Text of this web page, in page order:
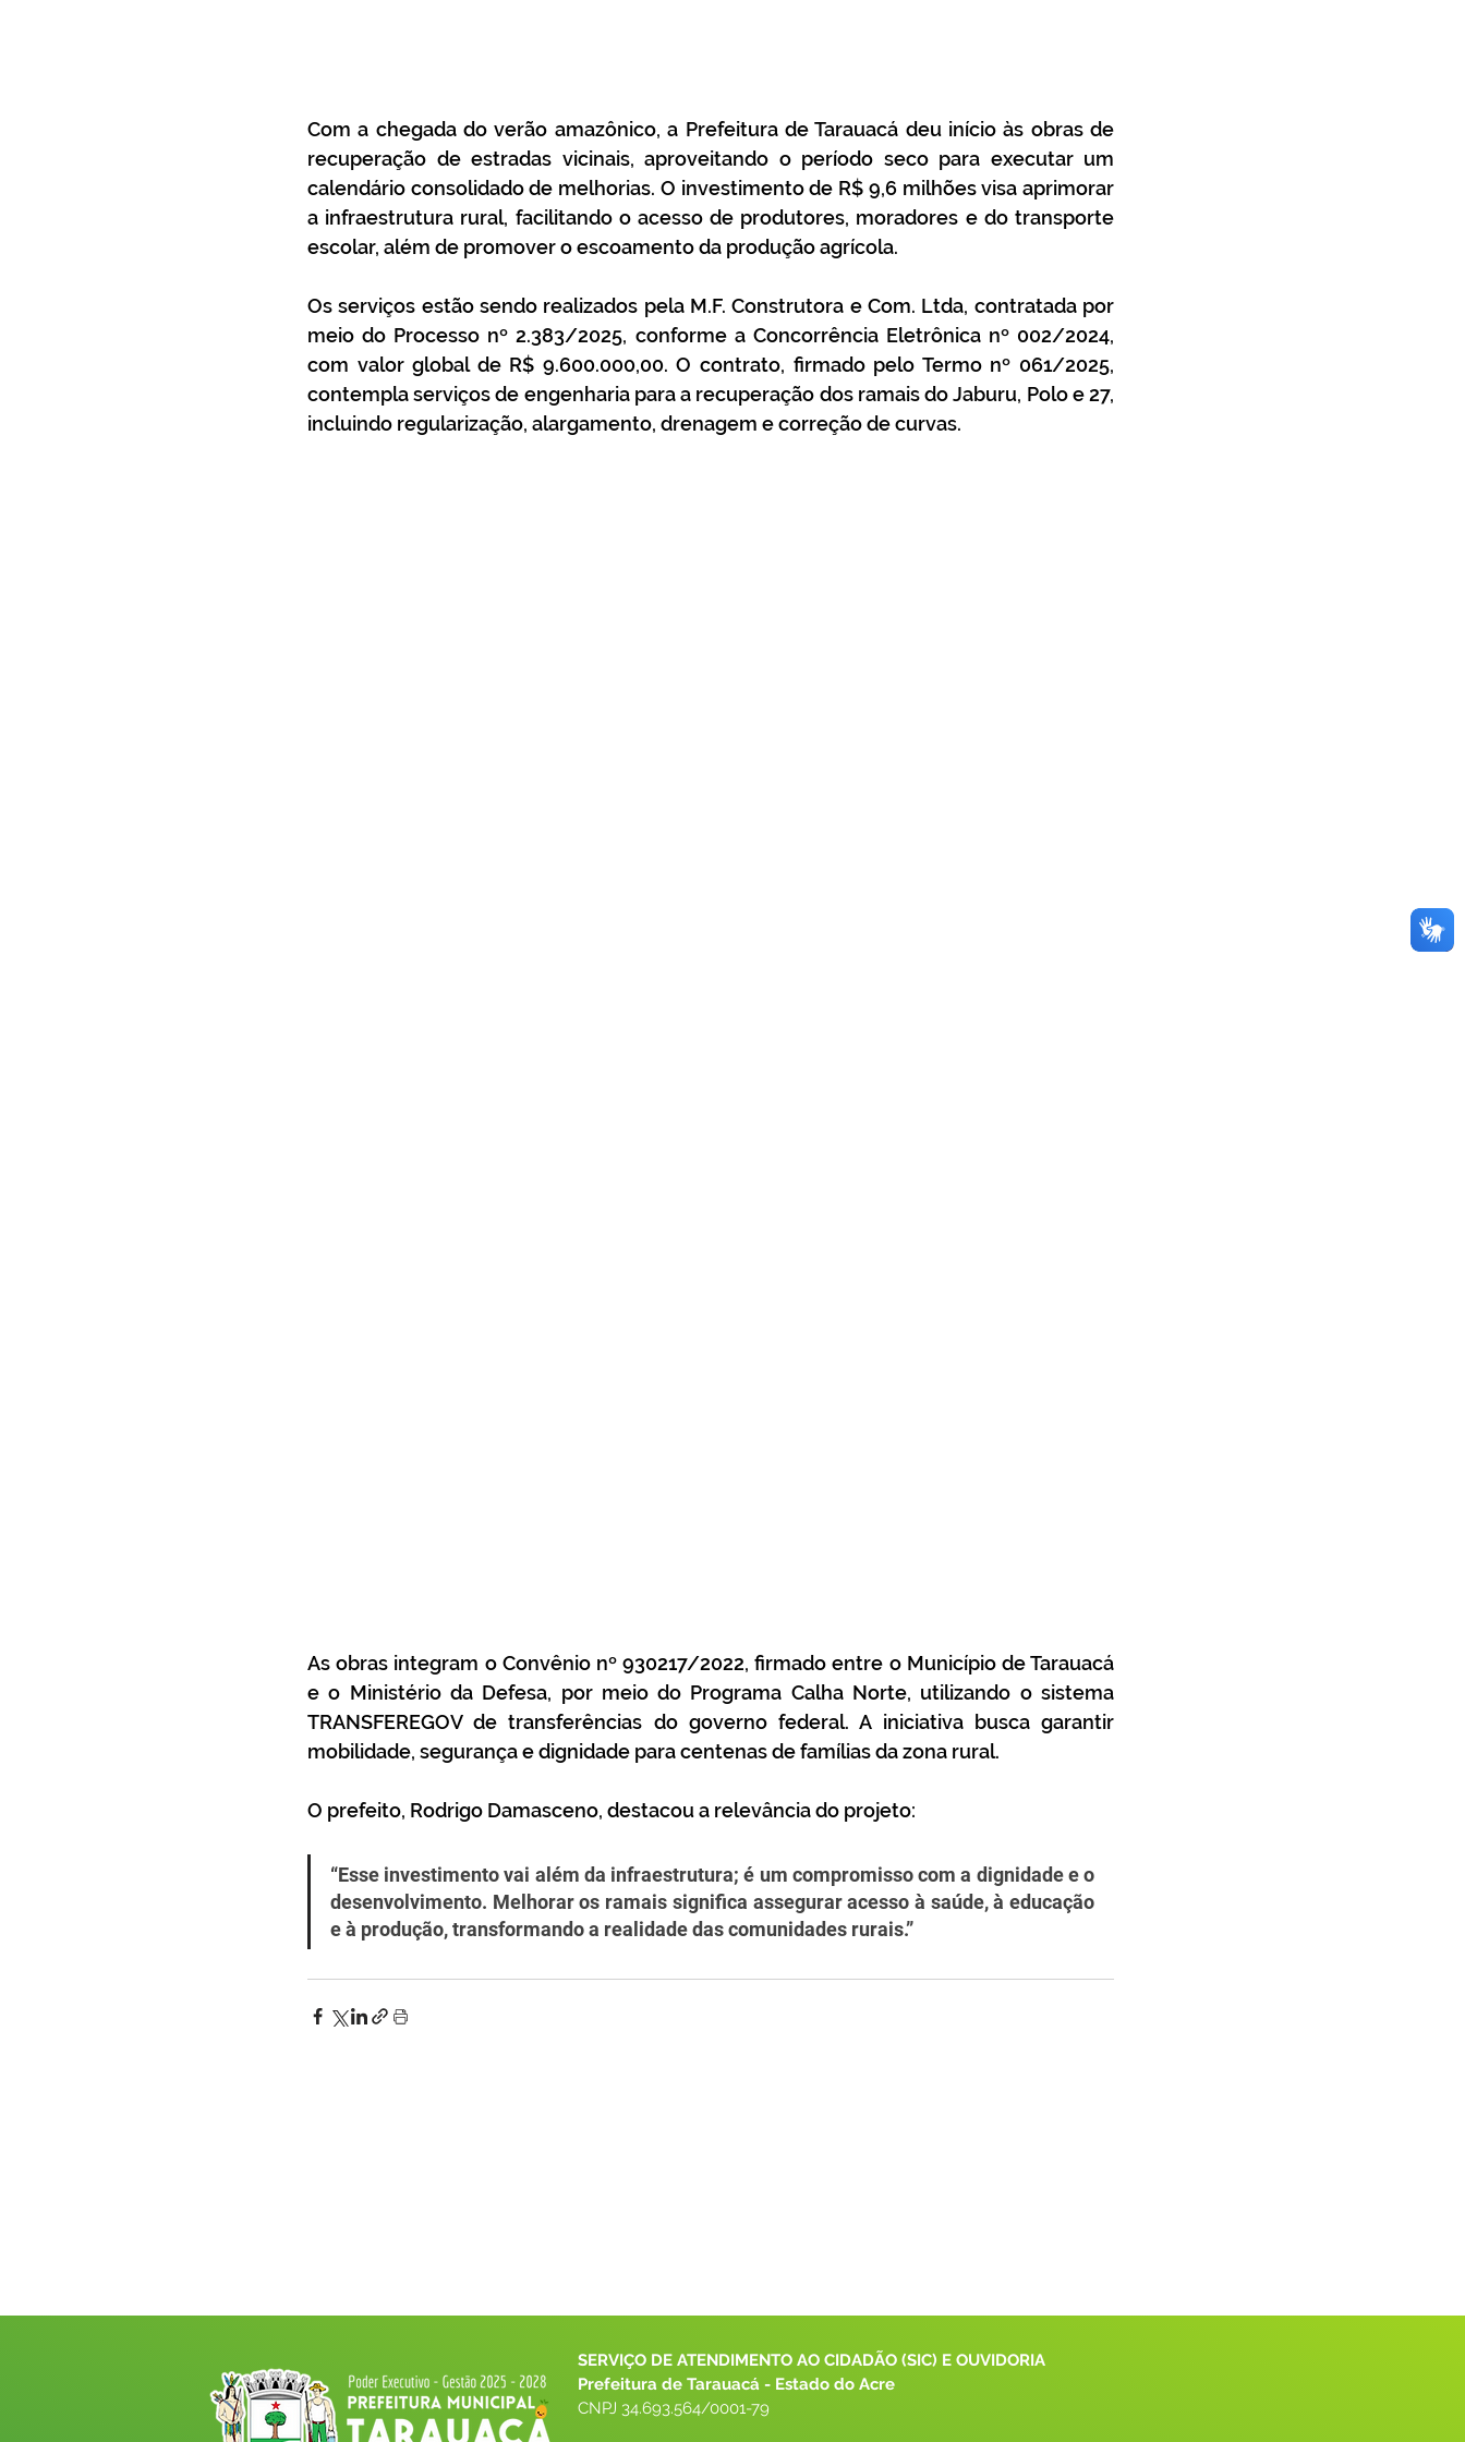
Com a chegada do verão amazônico, a Prefeitura de Tarauacá deu início às obras de
recuperação de estradas vicinais, aproveitando o período seco para executar um
calendário consolidado de melhorias. O investimento de R$ 9,6 milhões visa aprimorar
a infraestrutura rural, facilitando o acesso de produtores, moradores e do transporte
escolar, além de promover o escoamento da produção agrícola.
Os serviços estão sendo realizados pela M.F. Construtora e Com. Ltda, contratada por
meio do Processo nº 2.383/2025, conforme a Concorrência Eletrônica nº 002/2024,
com valor global de R$ 9.600.000,00. O contrato, firmado pelo Termo nº 061/2025,
contempla serviços de engenharia para a recuperação dos ramais do Jaburu, Polo e 27,
incluindo regularização, alargamento, drenagem e correção de curvas.
As obras integram o Convênio nº 930217/2022, firmado entre o Município de Tarauacá
e o Ministério da Defesa, por meio do Programa Calha Norte, utilizando o sistema
TRANSFEREGOV de transferências do governo federal. A iniciativa busca garantir
mobilidade, segurança e dignidade para centenas de famílias da zona rural.
O prefeito, Rodrigo Damasceno, destacou a relevância do projeto:
“Esse investimento vai além da infraestrutura; é um compromisso com a dignidade e o
desenvolvimento. Melhorar os ramais significa assegurar acesso à saúde, à educação
e à produção, transformando a realidade das comunidades rurais.”
SERVIÇO DE ATENDIMENTO AO CIDADÃO (SIC) E OUVIDORIA
Prefeitura de Tarauacá - Estado do Acre
CNPJ 34.693.564/0001-79